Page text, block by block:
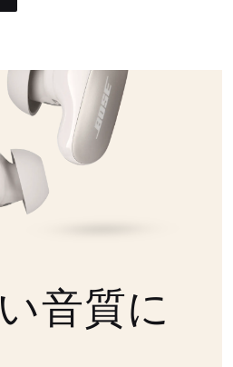
音質に